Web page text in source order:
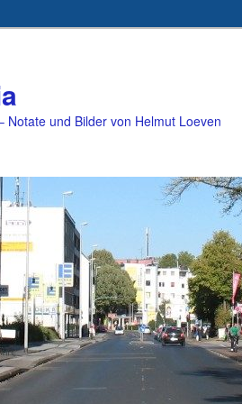
Notate und Bilder von Helmut Loeven